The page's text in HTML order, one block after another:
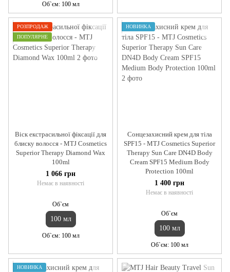
Об`єм 100 мл
РОЗПРОДАЖ
ПОПУЛЯРНЕ
Віск екстрасильної фіксації для
блиску волосся - MTJ Cosmetics
Superior Therapy Diamond Wax
100ml
1 066 грн
Немає в наявності
Об`єм
100 мл
Об`єм 100 мл
НОВИНКА
Сонцезахисний крем для тіла
SPF15 - MTJ Cosmetics Superior
Therapy Sun Care DN4D Body
Cream SPF15 Medium Body
Protection 100ml
1 400 грн
Немає в наявності
Об`єм
100 мл
Об`єм 100 мл
НОВИНКА